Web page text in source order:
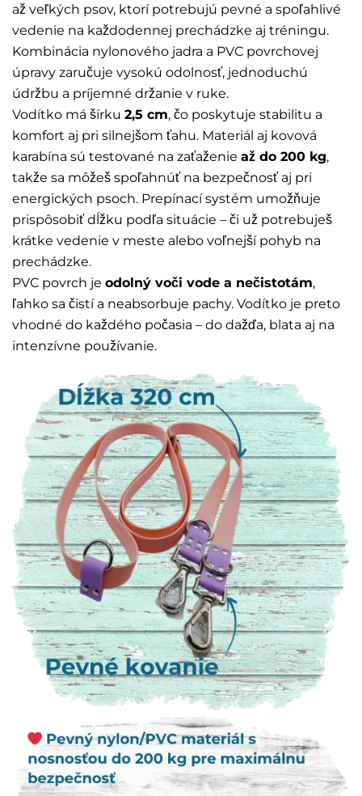
až veľkých psov, ktorí potrebujú pevné a spoľahlivé
vedenie na každodennej prechádzke aj tréningu.
Kombinácia nylonového jadra a PVC povrchovej
úpravy zaručuje vysokú odolnosť, jednoduchú
údržbu a príjemné držanie v ruke.
Vodítko má šírku 2,5 cm, čo poskytuje stabilitu a
komfort aj pri silnejšom ťahu. Materiál aj kovová
karabína sú testované na zaťaženie až do 200 kg,
takže sa môžeš spoľahnúť na bezpečnosť aj pri
energických psoch. Prepínací systém umožňuje
prispôsobiť dĺžku podľa situácie – či už potrebuješ
krátke vedenie v meste alebo voľnejší pohyb na
prechádzke.
PVC povrch je odolný voči vode a nečistotám,
ľahko sa čistí a neabsorbuje pachy. Vodítko je preto
vhodné do každého počasia – do dažďa, blata aj na
intenzívne používanie.